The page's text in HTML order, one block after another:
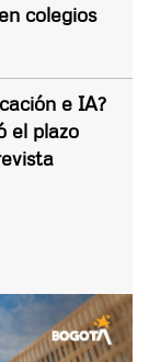
colegios
e IA?
el plazo